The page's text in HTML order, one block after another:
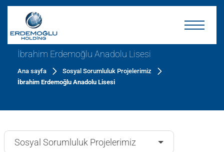
İbrahim Erdemoğlu Anadolu Lisesi
Ana sayfa
Sosyal Sorumluluk Projelerimiz
İbrahim Erdemoğlu Anadolu Lisesi
Sosyal Sorumluluk Projelerimiz